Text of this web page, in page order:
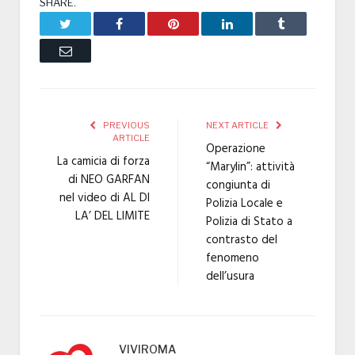
SHARE.
Facebook Pinterest LinkedIn Tumblr
Email
PREVIOUS
ARTICLE
La camicia di forza
di NEO GARFAN
nel video di AL DI
LA’ DEL LIMITE
NEXT ARTICLE
Operazione
“Marylin”: attività
congiunta di
Polizia Locale e
Polizia di Stato a
contrasto del
fenomeno
dell’usura
VIVIROMA